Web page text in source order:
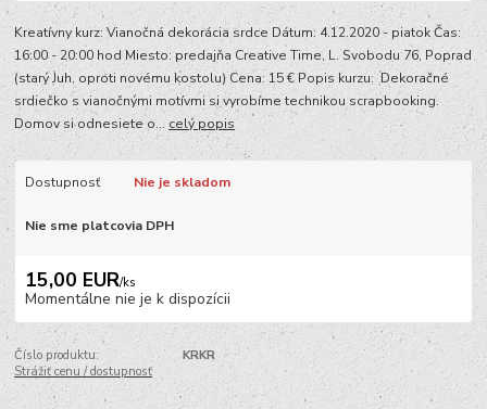
Kreatívny kurz: Vianočná dekorácia srdce Dátum: 4.12.2020 - piatok Čas:
16:00 - 20:00 hod Miesto: predajňa Creative Time, L. Svobodu 76, Poprad
(starý Juh, oproti novému kostolu) Cena: 15 € Popis kurzu: Dekoračné
srdiečko s vianočnými motívmi si vyrobíme technikou scrapbooking.
Domov si odnesiete o... celý popis
Dostupnosť Nie je skladom
Nie sme platcovia DPH
15,00 EUR/ks
Momentálne nie je k dispozícii
Číslo produktu:
KRKR
Strážiť cenu / dostupnosť